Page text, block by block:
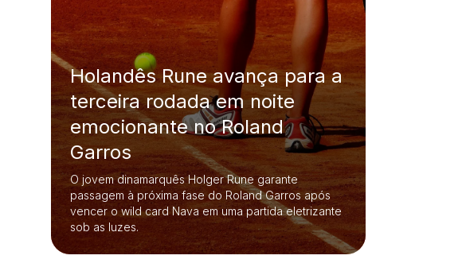
Holandês Rune avança para a
terceira rodada em noite
emocionante no Roland
Garros
O jovem dinamarquês Holger Rune garante
passagem à próxima fase do Roland Garros após
vencer o wild card Nava em uma partida eletrizante
sob as luzes.